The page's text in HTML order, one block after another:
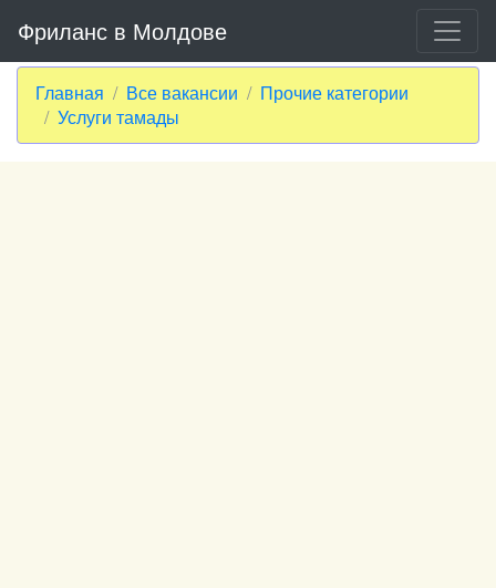
Фриланс в Молдове
Главная Все вакансии
Прочие категории
Услуги тамады